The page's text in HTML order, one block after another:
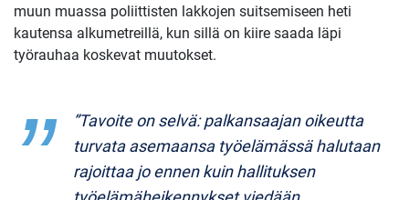
muun muassa poliittisten lakkojen suitsemiseen heti
kautensa alkumetreillä, kun sillä on kiire saada läpi
työrauhaa koskevat muutokset.
”Tavoite on selvä: palkansaajan oikeutta
turvata asemaansa työelämässä halutaan
rajoittaa jo ennen kuin hallituksen